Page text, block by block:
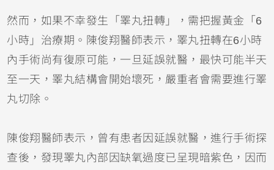
然而，如果不幸發生「睪丸扭轉」，需把握黃金「6
小時」治療期。陳俊翔醫師表示，睪丸扭轉在6小時
內手術尚有復原可能，一旦延誤就醫，最快可能半天
至一天，睪丸結構會開始壞死，嚴重者會需要進行睪
丸切除。
陳俊翔醫師表示，曾有患者因延誤就醫，進行手術探
查後，發現睪丸內部因缺氧過度已呈現暗紫色，因而